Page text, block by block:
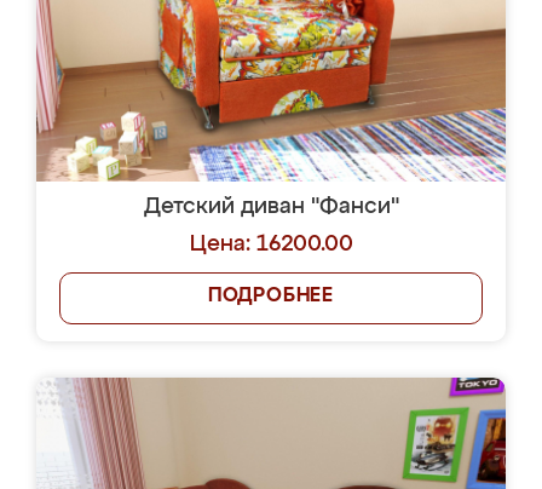
Детский диван "Фанси"
Цена: 16200.00
ПОДРОБНЕЕ